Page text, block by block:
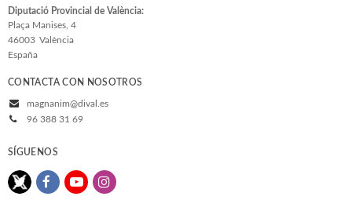
Diputació Provincial de València:
Plaça Manises, 4
46003 València
España
CONTACTA CON NOSOTROS
magnanim@dival.es
96 388 31 69
SÍGUENOS